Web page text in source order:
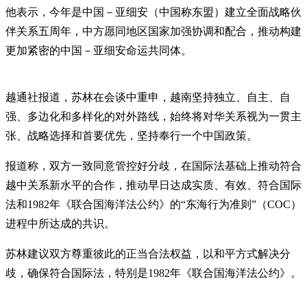
他表示，今年是中国－亚细安（中国称东盟）建立全面战略伙
伴关系五周年，中方愿同地区国家加强协调和配合，推动构建
更加紧密的中国－亚细安命运共同体。
越通社报道，苏林在会谈中重申，越南坚持独立、自主、自
强、多边化和多样化的对外路线，始终将对华关系视为一贯主
张、战略选择和首要优先，坚持奉行一个中国政策。
报道称，双方一致同意管控好分歧，在国际法基础上推动符合
越中关系新水平的合作，推动早日达成实质、有效、符合国际
法和1982年《联合国海洋法公约》的“东海行为准则”（COC）
进程中所达成的共识。
苏林建议双方尊重彼此的正当合法权益，以和平方式解决分
歧，确保符合国际法，特别是1982年《联合国海洋法公约》。